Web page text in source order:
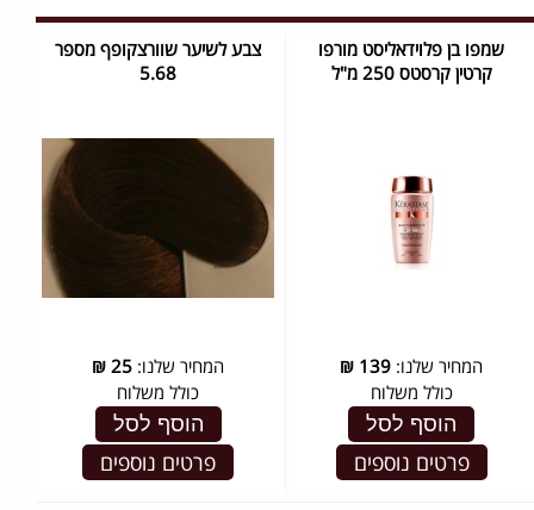
שמפו בן פלוידאליסט מורפו
קרטין קרסטס 250 מ"ל
המחיר שלנו: 139
₪
כולל משלוח
הוסף לסל
פרטים נוספים
צבע לשיער שוורצקופף מספר
5.68
המחיר שלנו: 25
₪
כולל משלוח
הוסף לסל
פרטים נוספים